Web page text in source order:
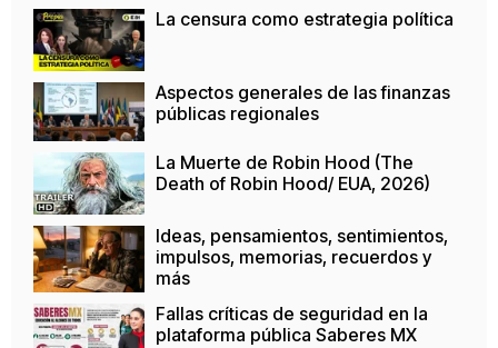
La censura como estrategia política
Aspectos generales de las finanzas
públicas regionales
La Muerte de Robin Hood (The
Death of Robin Hood/ EUA, 2026)
Ideas, pensamientos, sentimientos,
impulsos, memorias, recuerdos y
más
Fallas críticas de seguridad en la
plataforma pública Saberes MX